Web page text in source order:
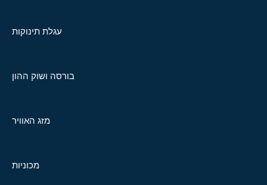
עגלת תינוקות
בורסה ושוק ההון
מזג האוויר
מכוניות